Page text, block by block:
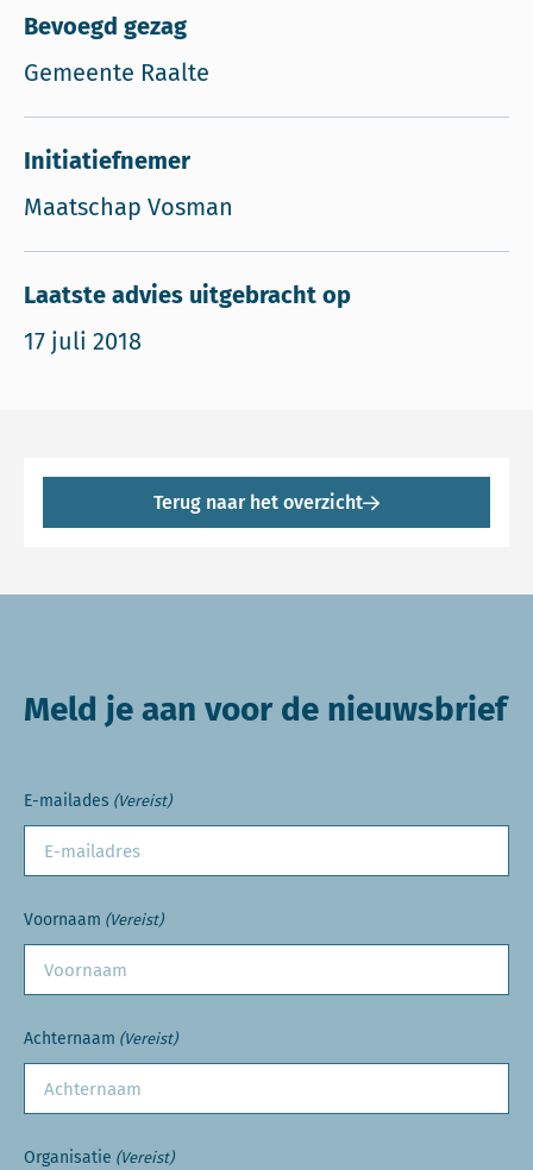
Bevoegd gezag
Gemeente Raalte
Initiatiefnemer
Maatschap Vosman
Laatste advies uitgebracht op
17 juli 2018
Terug naar het overzicht
Meld je aan voor de nieuwsbrief
E-mailades (Vereist)
Voornaam (Vereist)
Achternaam (Vereist)
Organisatie (Vereist)